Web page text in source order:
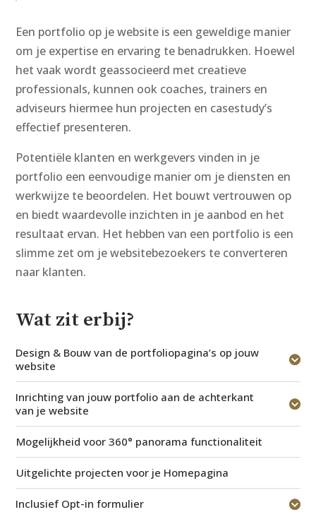
Een portfolio op je website is een geweldige manier
om je expertise en ervaring te benadrukken. Hoewel
het vaak wordt geassocieerd met creatieve
professionals, kunnen ook coaches, trainers en
adviseurs hiermee hun projecten en casestudy’s
effectief presenteren.
Potentiële klanten en werkgevers vinden in je
portfolio een eenvoudige manier om je diensten en
werkwijze te beoordelen. Het bouwt vertrouwen op
en biedt waardevolle inzichten in je aanbod en het
resultaat ervan. Het hebben van een portfolio is een
slimme zet om je websitebezoekers te converteren
naar klanten.
Wat zit erbij?
Design & Bouw van de portfoliopagina’s op jouw
website
Inrichting van jouw portfolio aan de achterkant
van je website
Mogelijkheid voor 360° panorama functionaliteit
Uitgelichte projecten voor je Homepagina
Inclusief Opt-in formulier